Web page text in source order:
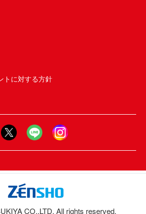
トに対する方針
CO.,LTD. All rights reserved.